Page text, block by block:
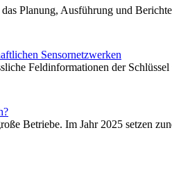
Planung, Ausführung und
Sensornetzwerken
Feldinformationen der
Betriebe. Im Jahr 2025 setzen